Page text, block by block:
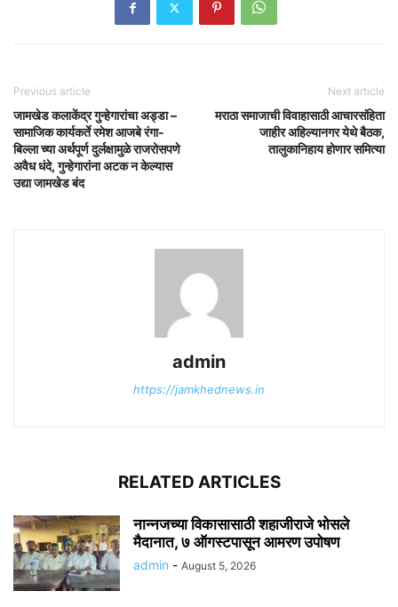
Previous article
जामखेड कलाकेंद्र गुन्हेगारांचा अड्डा –
सामाजिक कार्यकर्ते रमेश आजबे रंगा-
बिल्ला च्या अर्थपूर्ण दुर्लक्षामुळे राजरोसपणे
अवैध धंदे, गुन्हेगारांना अटक न केल्यास
उद्या जामखेड बंद
Next article
मराठा समाजाची विवाहासाठी आचारसंहिता
जाहीर अहिल्यानगर येथे बैठक,
तालुकानिहाय होणार समित्या
admin
https://jamkhednews.in
RELATED ARTICLES
नान्नजच्या विकासासाठी शहाजीराजे भोसले
मैदानात, ७ ऑगस्टपासून आमरण उपोषण
admin - August 5, 2026